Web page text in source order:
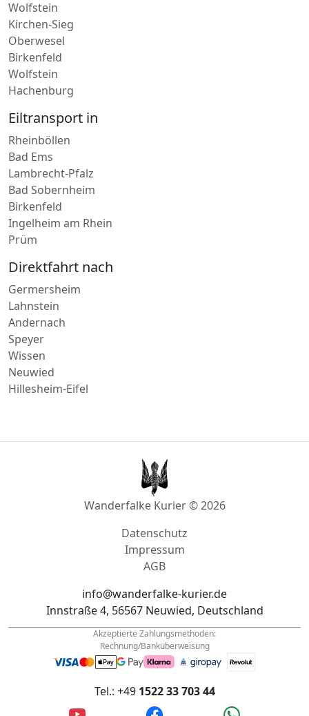
Wolfstein
Wolfstein
Kirchen-Sieg
Oberwesel
Birkenfeld
Wolfstein
Eiltransport in
Rheinböllen
Bad Ems
Lambrecht-Pfalz
Bad Sobernheim
Birkenfeld
Ingelheim am Rhein
Direktfahrt nach
Germersheim
Lahnstein
Andernach
Speyer
Wissen
Neuwied
Datenschutz
Impressum
info@wanderfalke-kurier.de
Innstraße 4, 56567 Neuwied, Deutschland
Akzeptierte Zahlungsmethoden:
Rechnung/Banküberweisung
1522 33 703 44